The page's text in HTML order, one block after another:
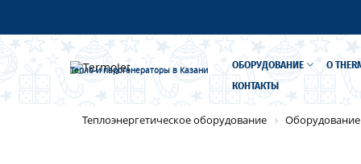
Тепло-и парогенераторы в Казани ОБОРУДОВАНИЕ О
КОНТАКТЫ
Теплоэнергетическое оборудование Оборудование
Имя